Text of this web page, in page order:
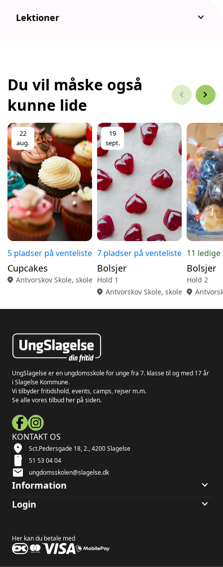
Lektioner keyboard_arrow_down
Du vil måske også
kunne lide
chevron_left chevron_right
22
aug.
5 pladser på venteliste
Cupcakes
location_on Antvorskov Skole, skolekøkken
19
sept.
7 pladser på venteliste
Bolsjer
Hold 1
location_on Antvorskov Skole, skolekøkken
11
Bolsjer
Hold 2
location_on
UngSlagelse er en ungdomsskole for unge fra 7. klasse til og med 17 år
i Slagelse Kommune.
Vi tilbyder fritidshold, events, camps, rejser m.m.
Se alle vores tilbud her på siden.
KONTAKT OS
location_on Sct.Pedersgade 18, 2., 4200 Slagelse
smartphone 51 53 04 04
mail ungdomsskolen@slagelse.dk
Information keyboard_arrow_down
Login keyboard_arrow_down
Her kan du betale med